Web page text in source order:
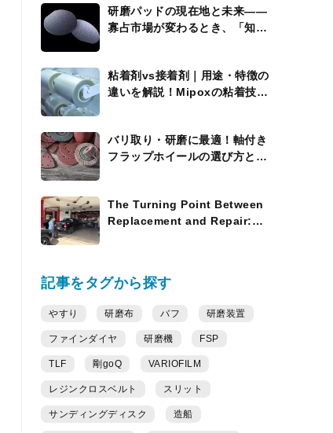
研磨パッドの現在地と未来――
寡占市場が変わるとき、「知能
粘着剤vs接着剤｜用途・特徴の
違いを解説！Mipoxの粘着技術
バリ取り・研磨に最適！軸付き
フラップホイールの選び方と活
The Turning Point Between
Replacement and Repair:
記事をタグから探す
やすり 研磨布 バフ 研磨装置
ファインダイヤ 研磨機 FSP
TLF 剛goQ VARIOFILM
レジンクロスベルト スリット
サンディングディスク 造船